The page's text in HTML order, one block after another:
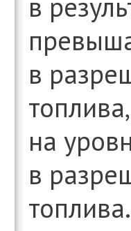
в
на
в
топлива.